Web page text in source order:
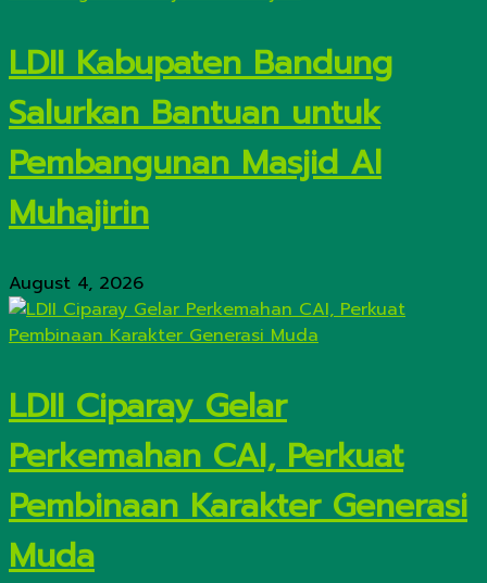
LDII Kabupaten Bandung
Salurkan Bantuan untuk
Pembangunan Masjid Al
Muhajirin
August 4, 2026
LDII Ciparay Gelar
Perkemahan CAI, Perkuat
Pembinaan Karakter Generasi
Muda